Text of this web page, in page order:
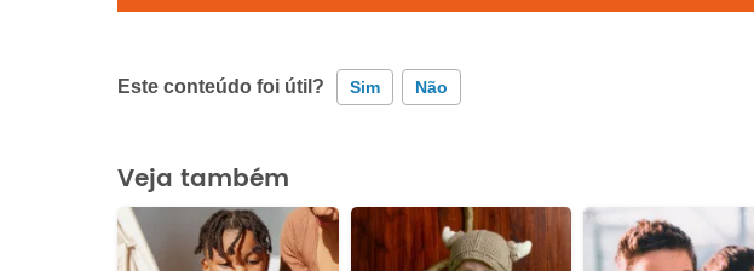
Este conteúdo foi útil? Sim Não
Este conteúdo contém informação incorreta
Este conteúdo não tem a informação que procuro
Outro
Veja também